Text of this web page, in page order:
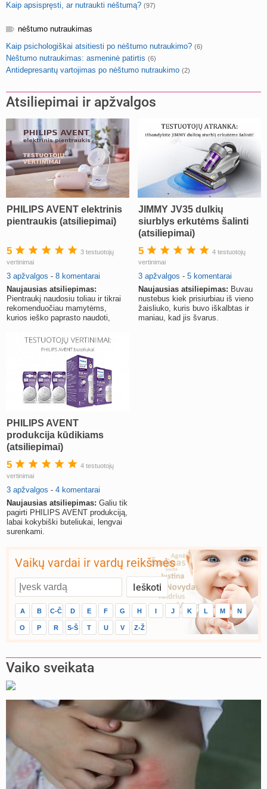
Kaip apsispręsti, ar nutraukti nėštumą? (97)
nėštumo nutraukimas
Kaip psichologiškai atsitiesti po nėštumo nutraukimo? (6)
Nėštumo nutraukimas: asmeninė patirtis (6)
Antidepresantų vartojimas po nėštumo nutraukimo (2)
Atsiliepimai ir apžvalgos
PHILIPS AVENT elektrinis
pientraukis (atsiliepimai)
5
3 testuotojų
vertinimai
3 apžvalgos - 8 komentarai
Naujausias atsiliepimas:
Pientraukį naudosiu toliau ir tikrai
rekomenduočiau mamytėms,
kurios ieško paprasto naudoti,
JIMMY JV35 dulkių
siurblys erkutėms šalinti
(atsiliepimai)
5
4 testuotojų
vertinimai
3 apžvalgos - 5 komentarai
Naujausias atsiliepimas: Buvau
nustebus kiek prisiurbiau iš vieno
žaisliuko, kuris buvo iškalbtas ir
maniau, kad jis švarus.
PHILIPS AVENT
produkcija kūdikiams
(atsiliepimai)
5
4 testuotojų
vertinimai
3 apžvalgos - 4 komentarai
Naujausias atsiliepimas: Galiu tik
pagirti PHILIPS AVENT produkciją,
labai kokybiški buteliukai, lengvai
surenkami.
Vaikų vardai ir vardų reikšmės
A B C-Č D E F G H I J K L M N
O P R S-Š T U V Z-Ž
Vaiko sveikata